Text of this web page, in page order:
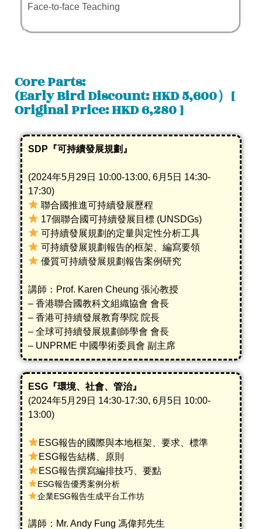
Face-to-face Teaching
Core Parts:
(Early Bird Discount: HKD 5,600）[
Original Price: HKD 6,280 ]
SDP『可持續發展規劃』
(2024年5月29日 10:00-13:00, 6月5日 14:30-
17:30)
聯合國推進可持續發展歷程
17個聯合國可持續發展目標 (UNSDGs)
可持續發展規劃的定量與定性分析工具
可持續發展規劃報告的框架、編寫要領
優質可持續發展規劃報告案例研究
講師：Prof. Karen Cheung 張沁教授
– 香港聯合國教科文組織協會 會長
– 香港可持續發展教育學院 院長
– 全球可持續發展規劃師學會 會長
– UNPRME 中國學術委員會 副主席
ESG『環境、社會、管治』
(2024年5月29日 14:30-17:30, 6月5日 10:00-
13:00)
ESG報告的國際與本地框架、要求、標準
ESG報告結構、原則
ESG報告撰寫編排技巧、要點
ESG報告優秀案例分析
企業ESG報告生成平台工作坊
講師：Mr. Andy Fung 馮偉邦先生